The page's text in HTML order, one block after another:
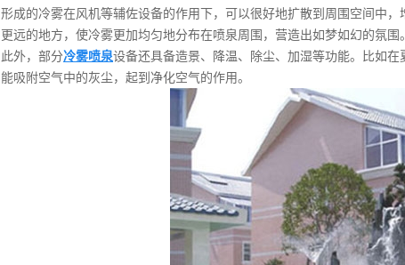
形成的冷雾在风机等辅佐设备的作用下，可以很好地扩散到周围空间中
更远的地方，使冷雾更加均匀地分布在喷泉周围，营造出如梦如幻的氛围。
此外，部分冷雾喷泉设备还具备造景、降温、除尘、加湿等功能。比如
能吸附空气中的灰尘，起到净化空气的作用。